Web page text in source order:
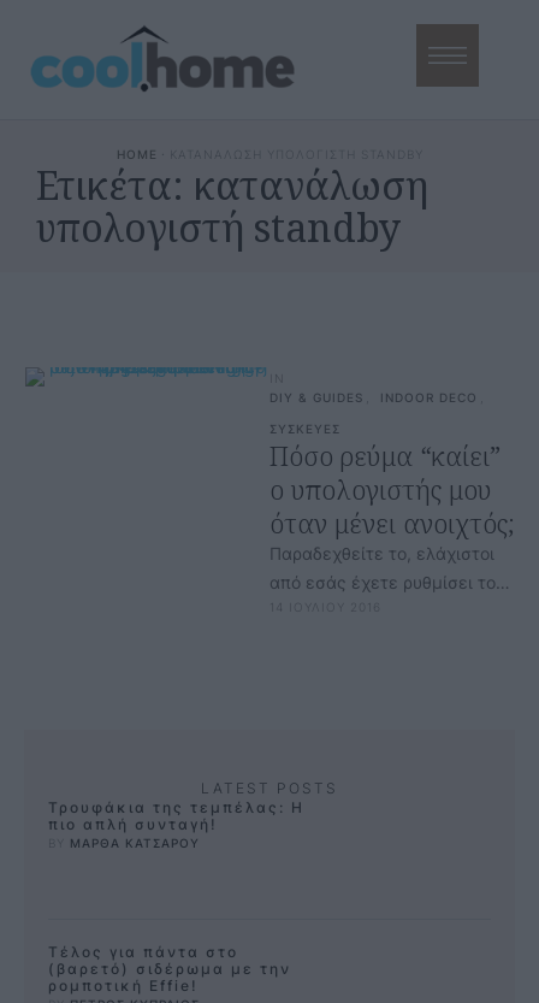
HOME · ΚΑΤΑΝΑΛΩΣΗ ΥΠΟΛΟΓΙΣΤΗ STANDBY
Ετικέτα: κατανάλωση
υπολογιστή standby
IN
DIY & GUIDES
INDOOR DECO
ΣΥΣΚΕΥΕΣ
Πόσο ρεύμα “καίει”
ο υπολογιστής μου
όταν μένει ανοιχτός;
Παραδεχθείτε το, ελάχιστοι
από εσάς έχετε ρυθμίσει τον
υπολογιστή σας να μπαίνει σε
14 ΙΟΥΛΙΟΥ 2016
LATEST POSTS
Τρουφάκια της τεμπέλας: Η
πιο απλή συνταγή!
ΜΑΡΘΑ ΚΑΤΣΑΡΟΥ
Τέλος για πάντα στο
(βαρετό) σιδέρωμα με την
ρομποτική Effie!